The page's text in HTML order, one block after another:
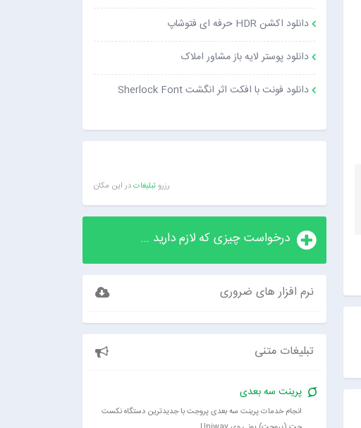
دانلود اکشن HDR حرفه ای فتوشاپ
دانلود پوستر لایه باز مشاور املاک
دانلود فونت با افکت اثر انگشت Sherlock Font
رزروتبلیغاتدر این مکان
درخواست چیزی که لازم دارید ...
نرم افزار های ضروری
تبلیغات متنی
پرینت سه بعدی
انجام خدمات پرینت سه بعدی پروجت با جدیدترین دستگاه نکست